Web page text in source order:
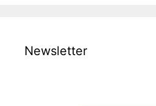
Newsletter